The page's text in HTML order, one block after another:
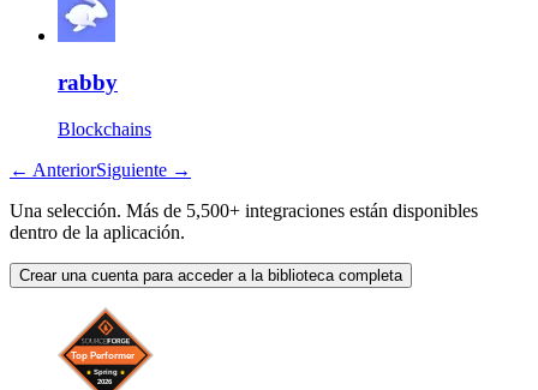
rabby
Blockchains
← AnteriorSiguiente →
Una selección. Más de 5,500+ integraciones están disponibles
dentro de la aplicación.
Crear una cuenta para acceder a la biblioteca completa